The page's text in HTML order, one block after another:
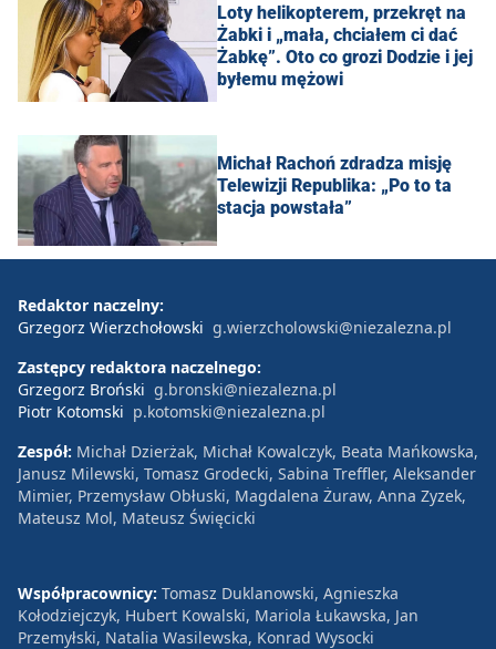
Loty helikopterem, przekręt na
Żabki i „mała, chciałem ci dać
Żabkę”. Oto co grozi Dodzie i jej
byłemu mężowi
Michał Rachoń zdradza misję
Telewizji Republika: „Po to ta
stacja powstała”
Redaktor naczelny:
Grzegorz Wierzchołowski g.wierzcholowski@niezalezna.pl
Zastępcy redaktora naczelnego:
Grzegorz Broński g.bronski@niezalezna.pl
Piotr Kotomski p.kotomski@niezalezna.pl
Zespół: Michał Dzierżak, Michał Kowalczyk, Beata Mańkowska,
Janusz Milewski, Tomasz Grodecki, Sabina Treffler, Aleksander
Mimier, Przemysław Obłuski, Magdalena Żuraw, Anna Zyzek,
Mateusz Mol, Mateusz Święcicki
Współpracownicy: Tomasz Duklanowski, Agnieszka
Kołodziejczyk, Hubert Kowalski, Mariola Łukawska, Jan
Przemyłski, Natalia Wasilewska, Konrad Wysocki